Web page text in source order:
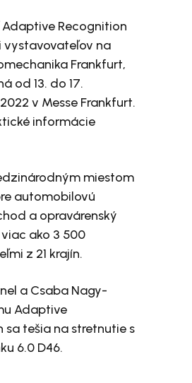
Recognition
vystavovateľov na
Frankfurt,
od 13. do 17.
v Messe Frankfurt.
informácie
miestom
automobilovú
a opravárenský
ako 3 500
z 21 krajín.
a Csaba Nagy-
Adaptive
sa tešia na stretnutie s
6.0 D46.